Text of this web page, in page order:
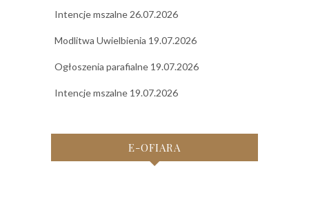
Intencje mszalne 26.07.2026
Modlitwa Uwielbienia 19.07.2026
Ogłoszenia parafialne 19.07.2026
Intencje mszalne 19.07.2026
E-OFIARA